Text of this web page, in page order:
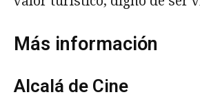
Más información
Alcalá de Cine